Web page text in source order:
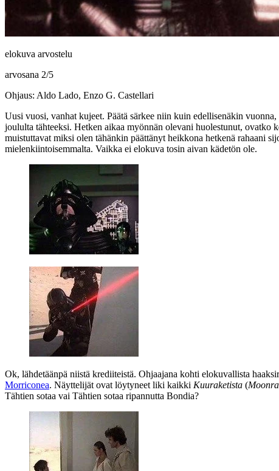
elokuva arvostelu
arvosana 2/5
Ohjaus: Aldo Lado, Enzo G. Castellari
Uusi vuosi, vanhat kujeet. Päätä särkee niin kuin edellisenäkin
joululta tähteeksi. Hetken aikaa myönnän olevani huolestunut,
muistuttavat miksi olen tähänkin päättänyt heikkona hetkenä rahaani
mielenkiintoisemmalta. Vaikka ei elokuva tosin aivan kädetön ole.
Ok, lähdetäänpä niistä krediiteistä. Ohjaajana kohti elokuvallista
Morriconea. Näyttelijät ovat löytyneet liki kaikki Kuuraketista (
Tähtien sotaa vai Tähtien sotaa ripannutta Bondia?